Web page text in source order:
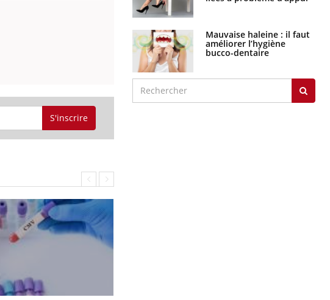
S'inscrire
Mauvaise haleine : il faut
améliorer l’hygiène
bucco-dentaire